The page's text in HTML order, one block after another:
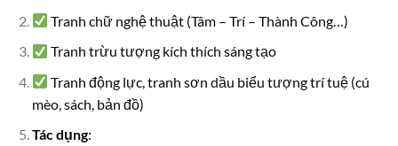
Tranh chữ nghệ thuật (Tâm – Trí – Thành Công…)
Tranh trừu tượng kích thích sáng tạo
Tranh động lực, tranh sơn dầu biểu tượng trí tuệ (cú
mèo, sách, bản đồ)
Tác dụng: